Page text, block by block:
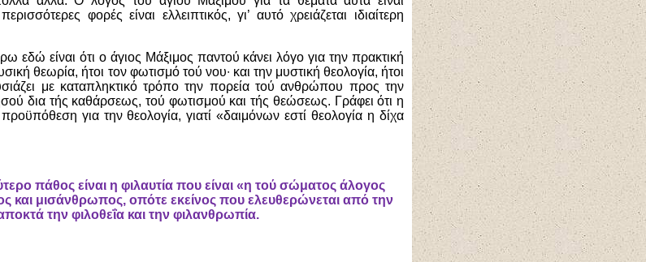
φορές είναι ελλειπτικός, γι’ αυτό χρειάζεται ιδιαίτερη
είναι ότι ο άγιος Μάξιμος παντού κάνει λόγο για την πρακτική
θεωρία, ήτοι τον φωτισμό τού νου∙ και την μυστική θεολογία, ήτοι
με καταπληκτικό τρόπο την πορεία τού ανθρώπου προς την
δια τής καθάρσεως, τού φωτισμού και τής θεώσεως. Γράφει ότι η
για την θεολογία, γιατί «δαιμόνων εστί θεολογία η δίχα
πάθος είναι η φιλαυτία που είναι «η τού σώματος άλογος
και μισάνθρωπος, οπότε εκείνος που ελευθερώνεται από την
την φιλοθεΐα και την φιλανθρωπία.